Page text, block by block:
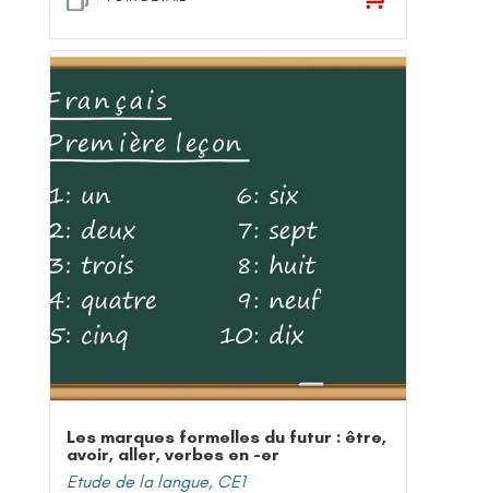
Les marques formelles du futur : être,
avoir, aller, verbes en -er
Etude de la langue, CE1